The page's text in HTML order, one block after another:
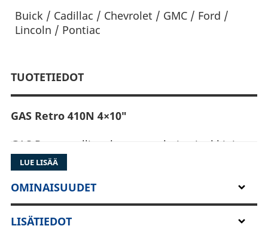
Buick / Cadillac / Chevrolet / GMC / Ford /
Lincoln / Pontiac
TUOTETIEDOT
GAS Retro 410N 4×10″
GAS Retro-mallisto kattaa vanhojen jenkki- ja
muiden harrasteautojen kaiutintarpeet erittäin
kattavasti. Kaikki kaiuttimet ovat
stereokaiuttimia, joten ne vaativat toimiakseen
vasemman ja oikean kanavan kytkemisen.
LUE LISÄÄ
OMINAISUUDET
LISÄTIEDOT